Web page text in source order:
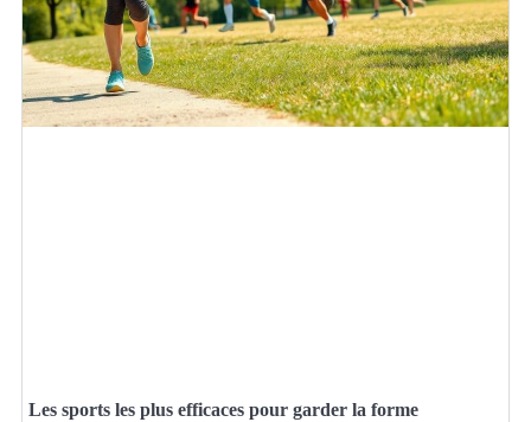
Les sports les plus efficaces pour garder la forme